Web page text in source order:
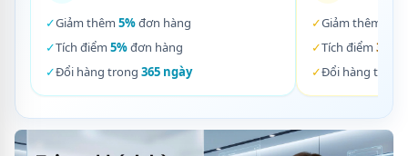
✓Giảm thêm 5%đơn hàng
✓Tích điểm 5%đơn hàng
✓Đổi hàng trong 365 ngày
✓Giảm thêm
✓Tích điểm 3%
✓Đổi hàng trong